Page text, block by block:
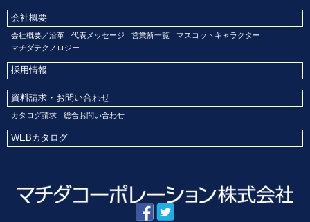
会社概要
会社概要／沿革 代表メッセージ 営業所一覧
マスコットキャラクター
マチダテクノロジー
採用情報
資料請求・お問い合わせ
カタログ請求 総合お問い合わせ
WEBカタログ